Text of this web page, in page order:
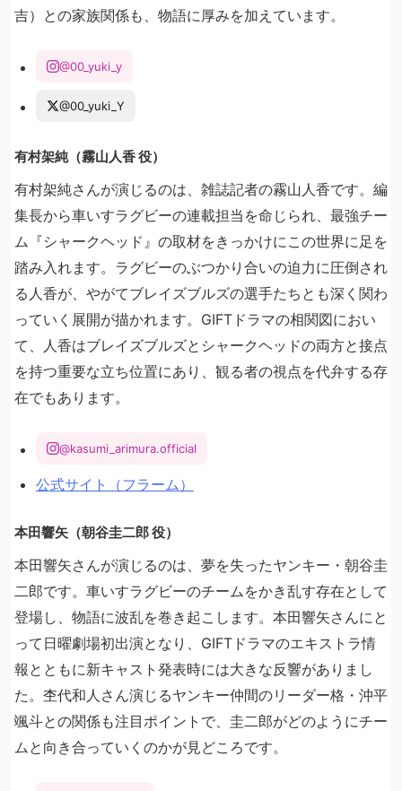
吉）との家族関係も、物語に厚みを加えています。
@00_yuki_y
@00_yuki_Y
有村架純（霧山人香 役）
有村架純さんが演じるのは、雑誌記者の霧山人香です。編
集長から車いすラグビーの連載担当を命じられ、最強チー
ム『シャークヘッド』の取材をきっかけにこの世界に足を
踏み入れます。ラグビーのぶつかり合いの迫力に圧倒され
る人香が、やがてブレイズブルズの選手たちとも深く関わ
っていく展開が描かれます。GIFTドラマの相関図におい
て、人香はブレイズブルズとシャークヘッドの両方と接点
を持つ重要な立ち位置にあり、観る者の視点を代弁する存
在でもあります。
@kasumi_arimura.official
公式サイト（フラーム）
本田響矢（朝谷圭二郎 役）
本田響矢さんが演じるのは、夢を失ったヤンキー・朝谷圭
二郎です。車いすラグビーのチームをかき乱す存在として
登場し、物語に波乱を巻き起こします。本田響矢さんにと
って日曜劇場初出演となり、GIFTドラマのエキストラ情
報とともに新キャスト発表時には大きな反響がありまし
た。杢代和人さん演じるヤンキー仲間のリーダー格・沖平
颯斗との関係も注目ポイントで、圭二郎がどのようにチー
ムと向き合っていくのかが見どころです。